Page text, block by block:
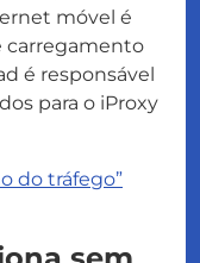
móvel é
carregamento
é responsável
para o iProxy
do tráfego”